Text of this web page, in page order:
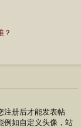
？
注册后才能发表帖
例如自定义头像，站